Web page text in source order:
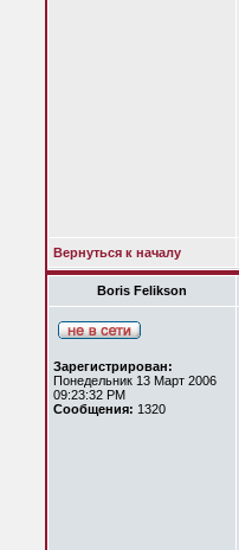
Вернуться к началу
Boris Felikson
Зарегистрирован:
Понедельник 13 Март 2006
09:23:32 PM
Сообщения: 1320